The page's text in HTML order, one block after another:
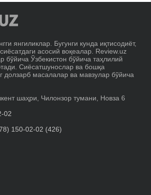
янгиликлар. Бугунги кунда иқтисодиёт,
асосий воқеалар. Review.uz
бўйича Ўзбекистон бўйича таҳлилий
Сиёсатшунослар ва бошқа
долзарб масалалар ва мавзулар бўйича
шаҳри, Чилонзор тумани, Новза 6
02
150-02-02 (426)